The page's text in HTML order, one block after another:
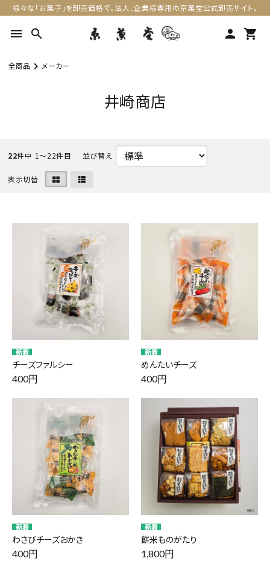
様々な「お菓子」を卸売価格で。法人、企業様専用の京菓堂公式卸売サイト。
menu search person shopping_cart
全商品 メーカー
井崎商店
22件中 1〜22件目
表示切替
チーズファルシー
400円
めんたいチーズ
400円
わさびチーズおかき
400円
餅米ものがたり
1,800円